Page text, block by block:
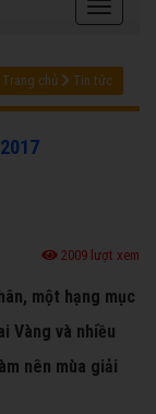
Trang chủ Tin tức
2009 lượt xem
một hạng mục
Vàng và nhiều
nên mùa giải